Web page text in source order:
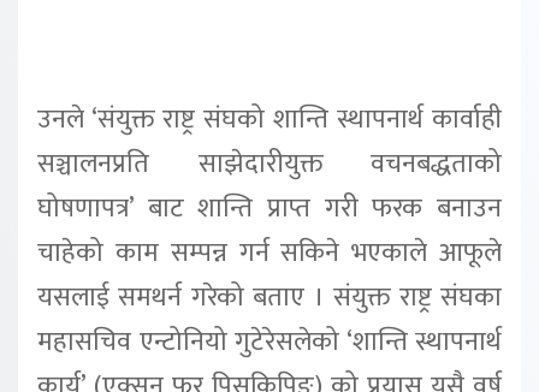
उनले ‘संयुक्त राष्ट्र संघको शान्ति स्थापनार्थ कार्वाही
सञ्चालनप्रति साझेदारीयुक्त वचनबद्धताको
घोषणापत्र’ बाट शान्ति प्राप्त गरी फरक बनाउन
चाहेको काम सम्पन्न गर्न सकिने भएकाले आफूले
यसलाई समथर्न गरेको बताए । संयुक्त राष्ट्र संघका
महासचिव एन्टोनियो गुटेरेसलेको ‘शान्ति स्थापनार्थ